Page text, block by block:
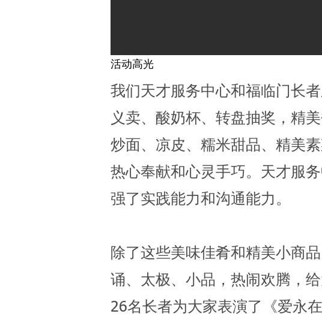
活动高光
我们天才服务中心和福临门长
义卖、酸奶杯、转盘抽奖，精
炒面、凉皮、糯米甜品、精美
热心奉献和心灵手巧。天才服
强了实践能力和沟通能力。
除了这些美味佳肴和精美小商
诵、太极、小品，热闹欢腾，
26名长者为大家表演了《爱永